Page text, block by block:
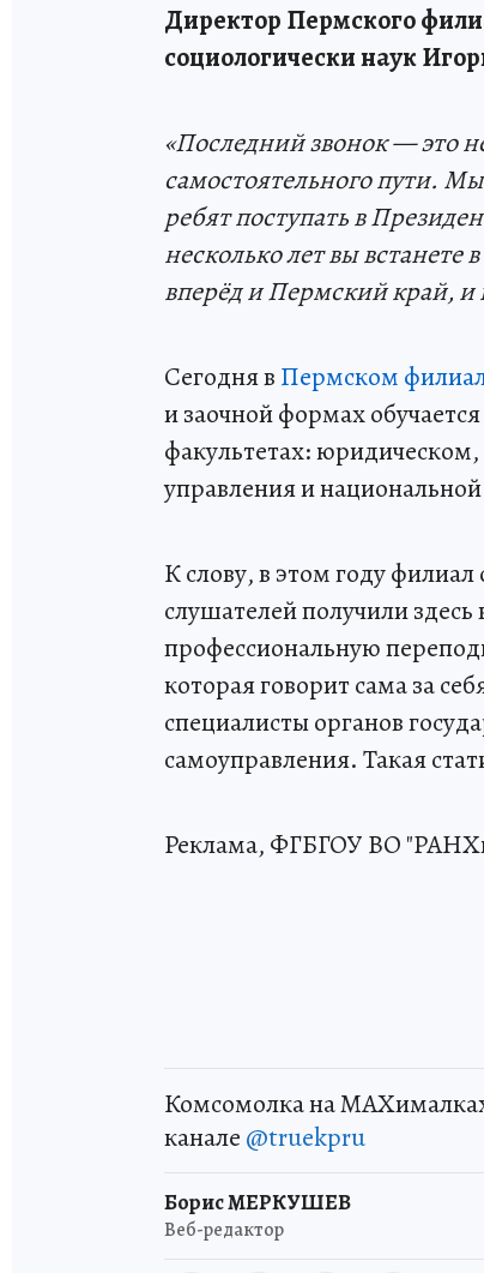
Директор Пермского
социологически наук
«Последний звонок — это
самостоятельного пути.
ребят поступать в
несколько лет вы
вперёд и Пермский край, и
Сегодня в Пермском
и заочной формах
факультетах:
управления и
К слову, в этом году
слушателей получили
профессиональную
которая говорит сама за
специалисты органов
самоуправления. Такая
Реклама, ФГБГОУ ВО
Комсомолка на
канале @truekpru
Борис МЕРКУШЕВ
Веб-редактор